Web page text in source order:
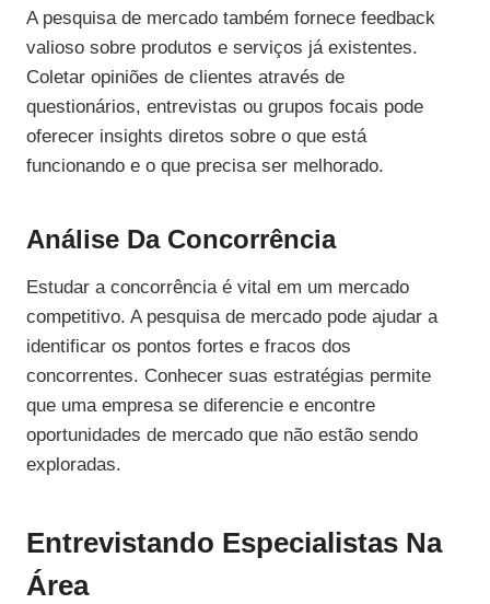
A pesquisa de mercado também fornece feedback
valioso sobre produtos e serviços já existentes.
Coletar opiniões de clientes através de
questionários, entrevistas ou grupos focais pode
oferecer insights diretos sobre o que está
funcionando e o que precisa ser melhorado.
Análise Da Concorrência
Estudar a concorrência é vital em um mercado
competitivo. A pesquisa de mercado pode ajudar a
identificar os pontos fortes e fracos dos
concorrentes. Conhecer suas estratégias permite
que uma empresa se diferencie e encontre
oportunidades de mercado que não estão sendo
exploradas.
Entrevistando Especialistas Na
Área